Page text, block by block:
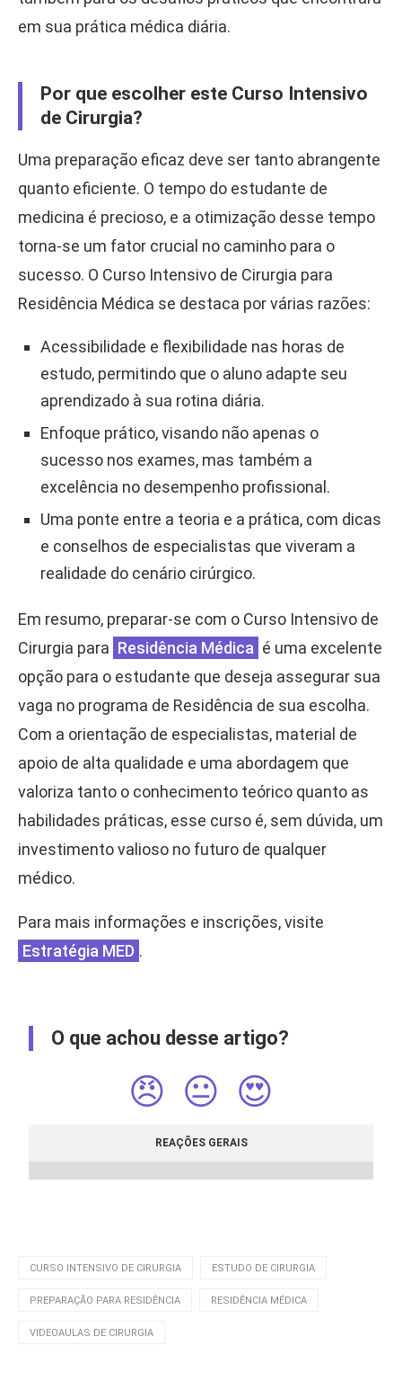
em sua prática médica diária.
Por que escolher este Curso Intensivo
de Cirurgia?
Uma preparação eficaz deve ser tanto abrangente
quanto eficiente. O tempo do estudante de
medicina é precioso, e a otimização desse tempo
torna-se um fator crucial no caminho para o
sucesso. O Curso Intensivo de Cirurgia para
Residência Médica se destaca por várias razões:
Acessibilidade e flexibilidade nas horas de
estudo, permitindo que o aluno adapte seu
aprendizado à sua rotina diária.
Enfoque prático, visando não apenas o
sucesso nos exames, mas também a
excelência no desempenho profissional.
Uma ponte entre a teoria e a prática, com dicas
e conselhos de especialistas que viveram a
realidade do cenário cirúrgico.
Em resumo, preparar-se com o Curso Intensivo de
Cirurgia para Residência Médica é uma excelente
opção para o estudante que deseja assegurar sua
vaga no programa de Residência de sua escolha.
Com a orientação de especialistas, material de
apoio de alta qualidade e uma abordagem que
valoriza tanto o conhecimento teórico quanto as
habilidades práticas, esse curso é, sem dúvida, um
investimento valioso no futuro de qualquer
médico.
Para mais informações e inscrições, visite
Estratégia MED .
O que achou desse artigo?
😠 😐 😍
REAÇÕES GERAIS
CURSO INTENSIVO DE CIRURGIA ESTUDO DE CIRURGIA
PREPARAÇÃO PARA RESIDÊNCIA RESIDÊNCIA MÉDICA
VIDEOAULAS DE CIRURGIA